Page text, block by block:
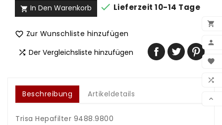





 In Den Warenkorb  Lieferzeit 10-14 Tage
 Zur Wunschliste hinzufügen
 Der Vergleichsliste hinzufügen
Beschreibung Artikeldetails
Trisa Hepafilter 9488.9800